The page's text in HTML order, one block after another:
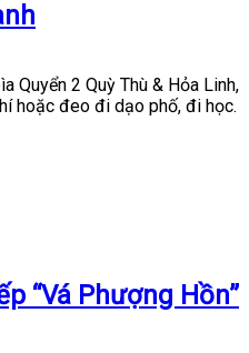
Quyển 2 Quỳ Thù & Hỏa Linh,
hoặc đeo đi dạo phố, đi học.
“Vá Phượng Hồn”